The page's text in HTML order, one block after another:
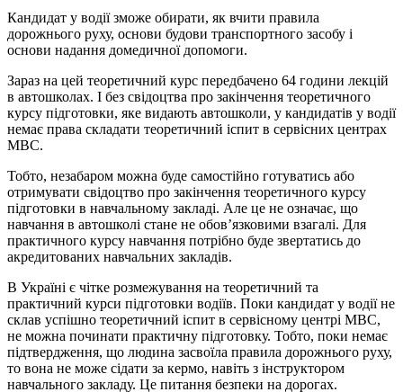
Кандидат у водії зможе обирати, як вчити правила
дорожнього руху, основи будови транспортного засобу і
основи надання домедичної допомоги.
Зараз на цей теоретичний курс передбачено 64 години лекцій
в автошколах. І без свідоцтва про закінчення теоретичного
курсу підготовки, яке видають автошколи, у кандидатів у водії
немає права складати теоретичний іспит в сервісних центрах
МВС.
Тобто, незабаром можна буде самостійно готуватись або
отримувати свідоцтво про закінчення теоретичного курсу
підготовки в навчальному закладі. Але це не означає, що
навчання в автошколі стане не обов’язковими взагалі. Для
практичного курсу навчання потрібно буде звертатись до
акредитованих навчальних закладів.
В Україні є чітке розмежування на теоретичний та
практичний курси підготовки водіїв. Поки кандидат у водії не
склав успішно теоретичний іспит в сервісному центрі МВС,
не можна починати практичну підготовку. Тобто, поки немає
підтвердження, що людина засвоїла правила дорожнього руху,
то вона не може сідати за кермо, навіть з інструктором
навчального закладу. Це питання безпеки на дорогах.